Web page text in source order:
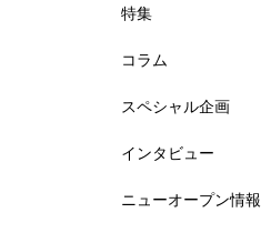
特集
コラム
スペシャル企画
インタビュー
ニューオープン情報